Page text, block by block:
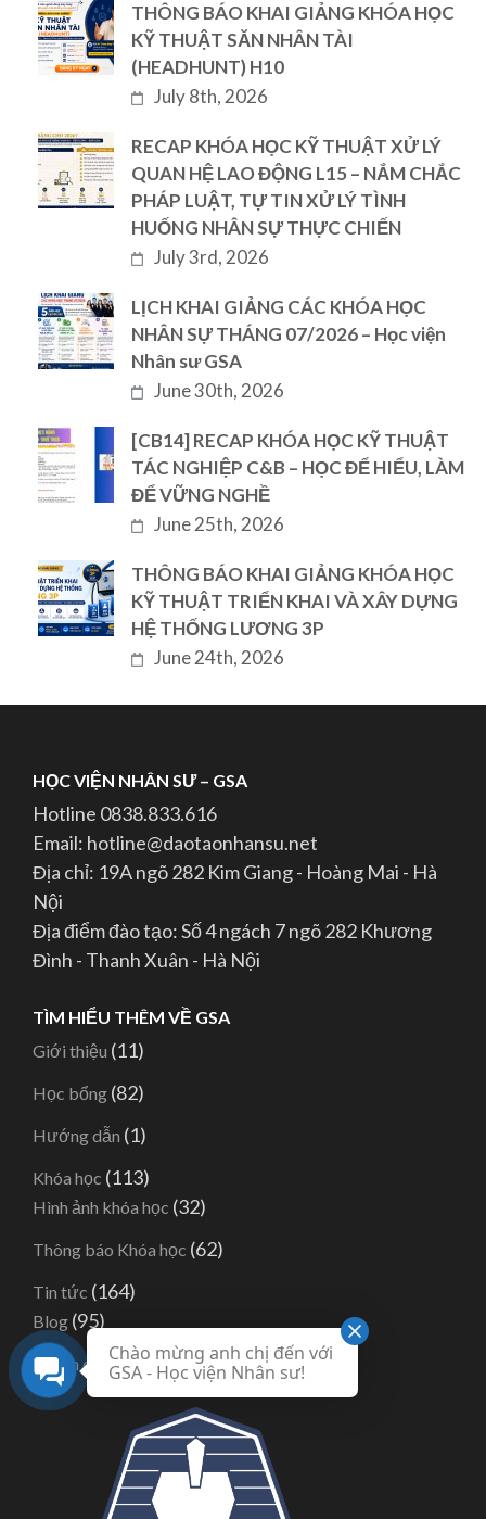
THÔNG BÁO KHAI GIẢNG KHÓA HỌC
KỸ THUẬT SĂN NHÂN TÀI
(HEADHUNT) H10
July 8th, 2026
RECAP KHÓA HỌC KỸ THUẬT XỬ LÝ
QUAN HỆ LAO ĐỘNG L15 – NẮM CHẮC
PHÁP LUẬT, TỰ TIN XỬ LÝ TÌNH
HUỐNG NHÂN SỰ THỰC CHIẾN
July 3rd, 2026
LỊCH KHAI GIẢNG CÁC KHÓA HỌC
NHÂN SỰ THÁNG 07/2026 – Học viện
Nhân sư GSA
June 30th, 2026
[CB14] RECAP KHÓA HỌC KỸ THUẬT
TÁC NGHIỆP C&B – HỌC ĐỂ HIỂU, LÀM
ĐỂ VỮNG NGHỀ
June 25th, 2026
THÔNG BÁO KHAI GIẢNG KHÓA HỌC
KỸ THUẬT TRIỂN KHAI VÀ XÂY DỰNG
HỆ THỐNG LƯƠNG 3P
June 24th, 2026
HỌC VIỆN NHÂN SƯ – GSA
Hotline 0838.833.616
Email: hotline@daotaonhansu.net
Địa chỉ: 19A ngõ 282 Kim Giang - Hoàng Mai - Hà
Nội
Địa điểm đào tạo: Số 4 ngách 7 ngõ 282 Khương
Đình - Thanh Xuân - Hà Nội
TÌM HIỂU THÊM VỀ GSA
Giới thiệu (11)
Học bổng (82)
Hướng dẫn (1)
Khóa học (113)
Hình ảnh khóa học (32)
Thông báo Khóa học (62)
Tin tức (164)
Blog (95)
Tuyển dụng(6)
Chào mừng anh chị đến với
GSA - Học viện Nhân sư!